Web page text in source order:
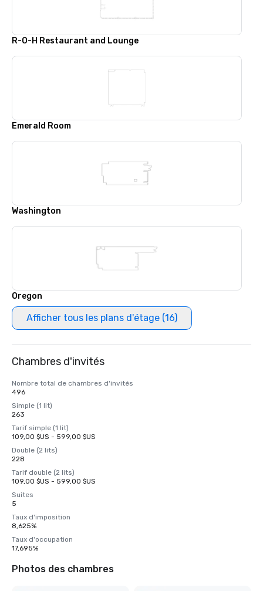
R-O-H Restaurant and Lounge
Emerald Room
Washington
Oregon
Afficher tous les plans d'étage (16)
Chambres d'invités
Nombre total de chambres d'invités
496
Simple (1 lit)
263
Tarif simple (1 lit)
109,00 $US - 599,00 $US
Double (2 lits)
228
Tarif double (2 lits)
109,00 $US - 599,00 $US
Suites
5
Taux d'imposition
8,625%
Taux d'occupation
17,695%
Photos des chambres